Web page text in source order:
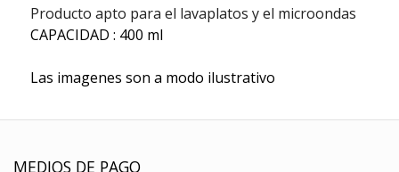
Producto apto para el lavaplatos y el microondas
CAPACIDAD : 400 ml
Las imagenes son a modo ilustrativo
MEDIOS DE PAGO